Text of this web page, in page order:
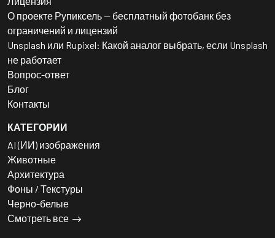
О проекте Рупиксель — бесплатный фотобанк без
ограничений и лицензий
Unsplash или Rupixel: Какой аналог выбрать, если Unsplash
не работает
Вопрос-ответ
Блог
Контакты
КАТЕГОРИИ
AI (ИИ) изображения
Животные
Архитектура
Фоны / Текстуры
Черно-белые
Смотреть все